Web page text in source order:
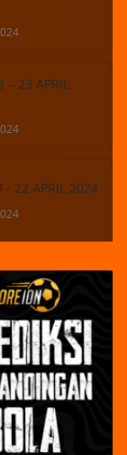
23 APRIL
22 APRIL 2024